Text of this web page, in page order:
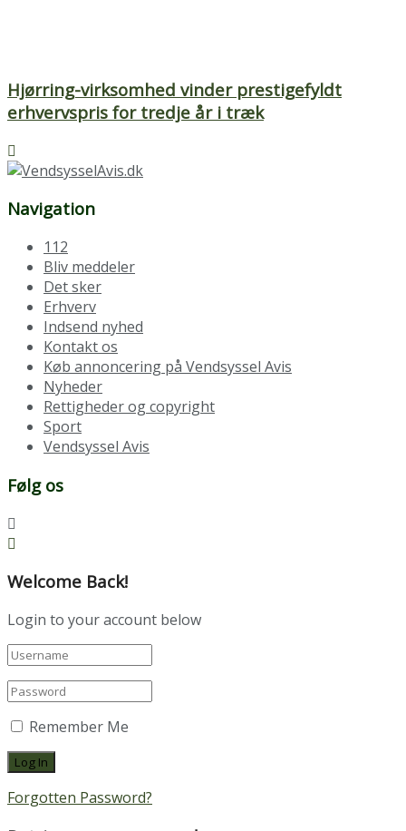
Hjørring-virksomhed vinder prestigefyldt
erhvervspris for tredje år i træk
Navigation
112
Bliv meddeler
Det sker
Erhverv
Indsend nyhed
Kontakt os
Køb annoncering på Vendsyssel Avis
Nyheder
Rettigheder og copyright
Sport
Vendsyssel Avis
Følg os
Welcome Back!
Login to your account below
Remember Me
Forgotten Password?